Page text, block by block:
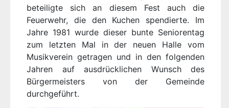
beteiligte sich an diesem Fest auch die
Feuerwehr, die den Kuchen spendierte. Im
Jahre 1981 wurde dieser bunte Seniorentag
zum letzten Mal in der neuen Halle vom
Musikverein getragen und in den folgenden
Jahren auf ausdrücklichen Wunsch des
Bürgermeisters von der Gemeinde
durchgeführt.